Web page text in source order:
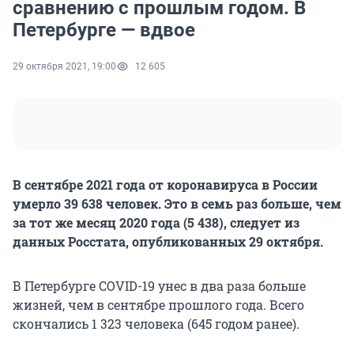
сравнению с прошлым годом. В
Петербурге — вдвое
29 октября 2021, 19:00 12 605
В сентябре 2021 года от коронавируса в России
умерло 39 638 человек. Это в семь раз больше, чем
за тот же месяц 2020 года (5 438), следует из
данных Росстата, опубликованных 29 октября.
В Петербурге COVID-19 унес в два раза больше
жизней, чем в сентябре прошлого года. Всего
скончались 1 323 человека (645 годом ранее).